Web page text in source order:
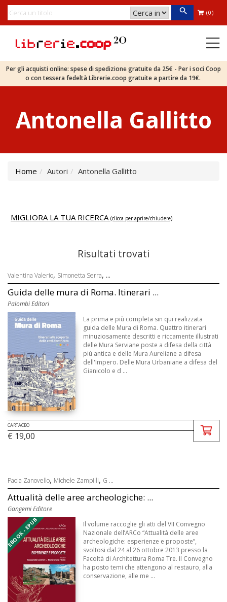
(0)
Per gli acquisti online: spese di spedizione gratuite da 25€ - Per i soci Coop
o con tessera fedeltà Librerie.coop gratuite a partire da 19€.
Antonella Gallitto
Home Autori Antonella Gallitto
MIGLIORA LA TUA RICERCA (clicca per aprire/chiudere)
Risultati trovati
Valentina Valerio, Simonetta Serra, ...
Guida delle mura di Roma. Itinerari ...
Palombi Editori
La prima e più completa sin qui realizzata
guida delle Mura di Roma. Quattro itinerari
minuziosamente descritti e riccamente illustrati
delle Mura Serviane poste a difesa della città
più antica e delle Mura Aureliane a difesa
dell'Impero. Delle Mura Urbaniane a difesa del
Gianicolo e d ...
CARTACEO
€ 19,00
Paola Zanovello, Michele Zampilli, G ...
Attualità delle aree archeologiche: ...
Gangemi Editore
EBOOK - EPUB
Il volume raccoglie gli atti del VII Convegno
Nazionale dell’ARCo “Attualità delle aree
archeologiche: esperienze e proposte”,
svoltosi dal 24 al 26 ottobre 2013 presso la
Facoltà di Architettura Roma Tre. Il Convegno
ha posto temi che attengono al restauro, alla
conservazione, alle me ...